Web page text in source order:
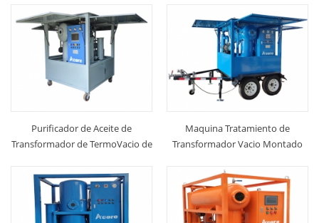
Purificador de Aceite de
Transformador de TermoVacio de
Maquina Tratamiento de
Transformador Vacio Montado